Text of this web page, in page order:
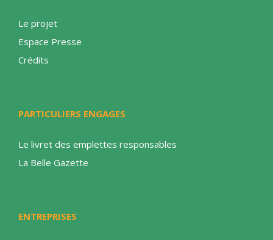
Le projet
Espace Presse
Crédits
PARTICULIERS ENGAGES
Le livret des emplettes responsables
La Belle Gazette
ENTREPRISES